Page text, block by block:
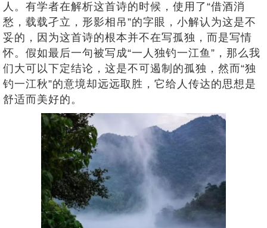
人。有学者在解析这首诗的时候，使用了“借酒消
愁，载载孑立，形影相吊”的字眼，小解认为这是不
妥的，因为这首诗的根本并不在写孤独，而是写情
怀。假如最后一句被写成“一人独钓一江鱼”，那么我
们大可以下定结论，这是不可遏制的孤独，然而“独
钓一江秋”的意境却远远取胜，它给人传达的思想是
舒适而美好的。